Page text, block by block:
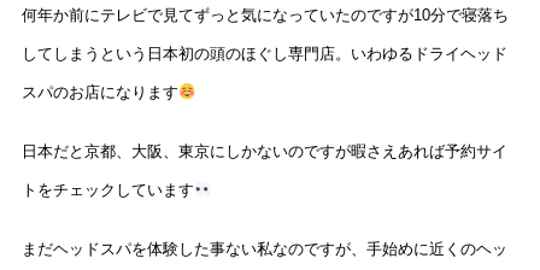
何年か前にテレビで見てずっと気になっていたのですが10分で寝落ち
してしまうという日本初の頭のほぐし専門店。いわゆるドライヘッド
スパのお店になります
日本だと京都、大阪、東京にしかないのですが暇さえあれば予約サイ
トをチェックしています
まだヘッドスパを体験した事ない私なのですが、手始めに近くのヘッ